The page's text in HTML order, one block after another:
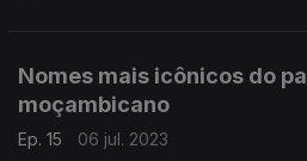
Nomes mais icônicos do
moçambicano
Ep. 15
06 jul. 2023